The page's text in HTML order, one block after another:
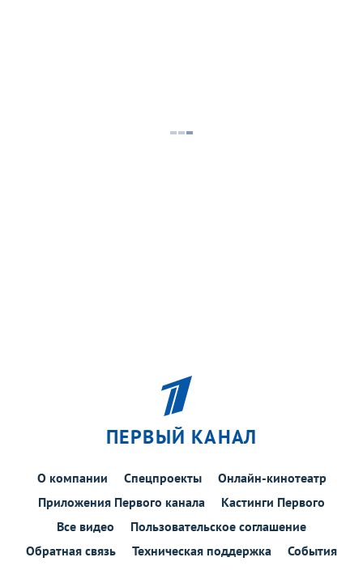
ПЕРВЫЙ КАНАЛ
О компании Спецпроекты
Онлайн-кинотеатр
Приложения Первого канала
Кастинги Первого
Все видео
Пользовательское соглашение
Обратная связь
Техническая поддержка
События